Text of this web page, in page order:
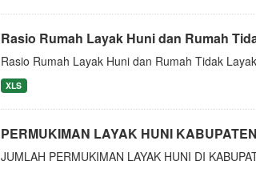
Rasio Rumah Layak Huni dan Rumah
Rasio Rumah Layak Huni dan Rumah Tidak
XLS
PERMUKIMAN LAYAK HUNI
JUMLAH PERMUKIMAN LAYAK HUNI DI